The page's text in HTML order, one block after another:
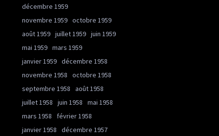
décembre 1959
novembre 1959 octobre 1959
août 1959 juillet 1959 juin 1959
mai 1959 mars 1959
janvier 1959 décembre 1958
novembre 1958
octobre 1958
septembre 1958
août 1958
juillet 1958
juin 1958
mai 1958
mars 1958
février 1958
janvier 1958
décembre 1957